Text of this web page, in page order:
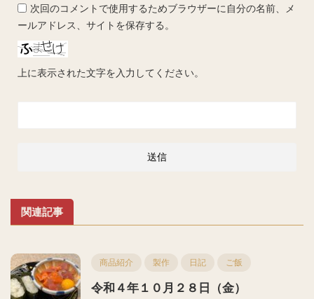
次回のコメントで使用するためブラウザーに自分の名前、メ
ールアドレス、サイトを保存する。
上に表示された文字を入力してください。
関連記事
商品紹介 製作 日記 ご飯
令和４年１０月２８日（金）